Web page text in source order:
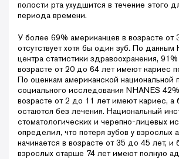
полости рта ухудшится в течение этого
периода времени.
У более 69% американцев в возрасте от
отсутствует хотя бы один зуб. По данным
центра статистики здравоохранения,
возрасте от 20 до 64 лет имеют кариес
По оценкам американской национальной
социального исследования NHANES
возрасте от 2 до 11 лет имеют кариес, а
остаются без лечения. Национальный
стоматологических и черепно-лицевых
определил, что потеря зубов у взрослых
начинается в возрасте от 35 до 45 лет, и
взрослых старше 74 лет имеют полную